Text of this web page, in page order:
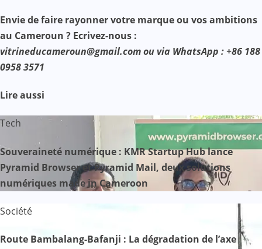
Envie de faire rayonner votre marque ou vos ambitions
au Cameroun ? Ecrivez-nous :
vitrineducameroun@gmail.com ou via WhatsApp : +86 188
0958 3571
Lire aussi
Tech
Souveraineté numérique : KMR Startup Hub lance
Pyramid Browser et Pyramid Mail, deux solutions
numériques made in Cameroon
Société
Route Bambalang-Bafanji : La dégradation de l’axe